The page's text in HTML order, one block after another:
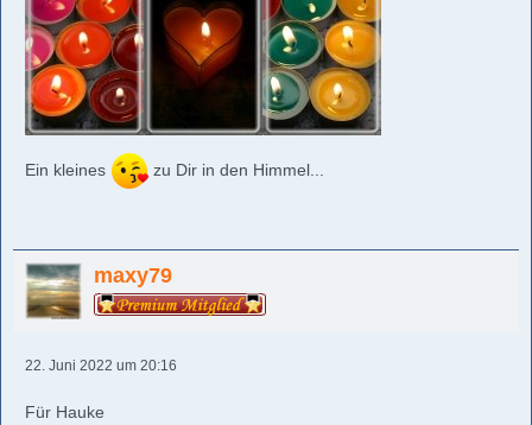
Ein kleines zu Dir in den Himmel...
maxy79
22. Juni 2022 um 20:16
Für Hauke